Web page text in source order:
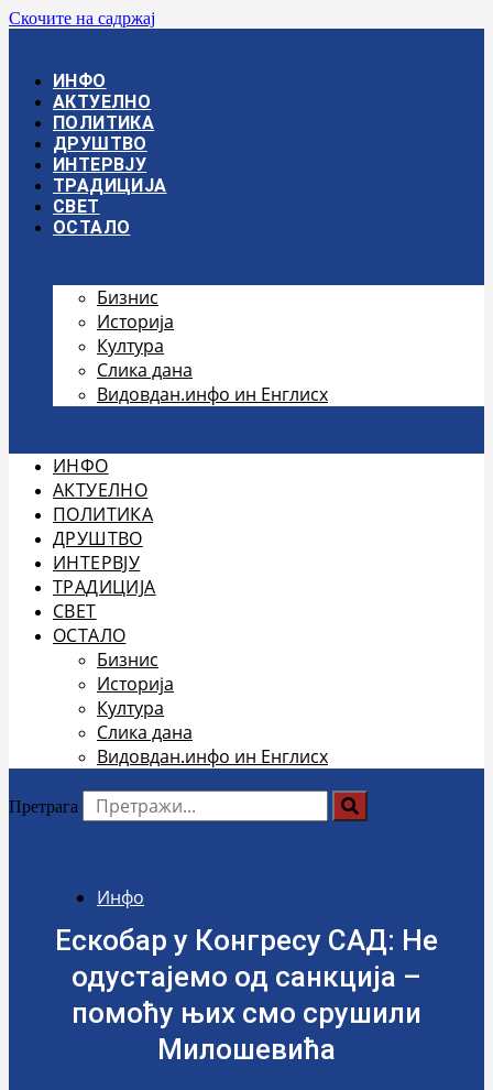
Скочите на садржај
ИНФО
АКТУЕЛНО
ПОЛИТИКА
ДРУШТВО
ИНТЕРВЈУ
ТРАДИЦИЈА
СВЕТ
ОСТАЛО
Бизнис
Историја
Култура
Слика дана
Видовдан.инфо ин Енглисх
ИНФО
АКТУЕЛНО
ПОЛИТИКА
ДРУШТВО
ИНТЕРВЈУ
ТРАДИЦИЈА
СВЕТ
ОСТАЛО
Бизнис
Историја
Култура
Слика дана
Видовдан.инфо ин Енглисх
Претрага
Инфо
Ескобар у Конгресу САД: Не
одустајемо од санкција –
помоћу њих смо срушили
Милошевића